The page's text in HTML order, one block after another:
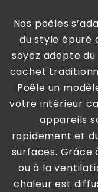
Nos poêles
du style épuré
soyez adepte
cachet
Poêle un
votre intérieur
appareils
rapidement et
surfaces. Grâce
ou à la
chaleur est